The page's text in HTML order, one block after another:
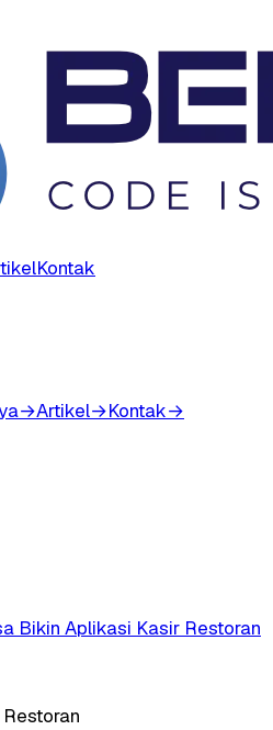
Kontak
→Artikel→Kontak→
Bikin Aplikasi Kasir Restoran